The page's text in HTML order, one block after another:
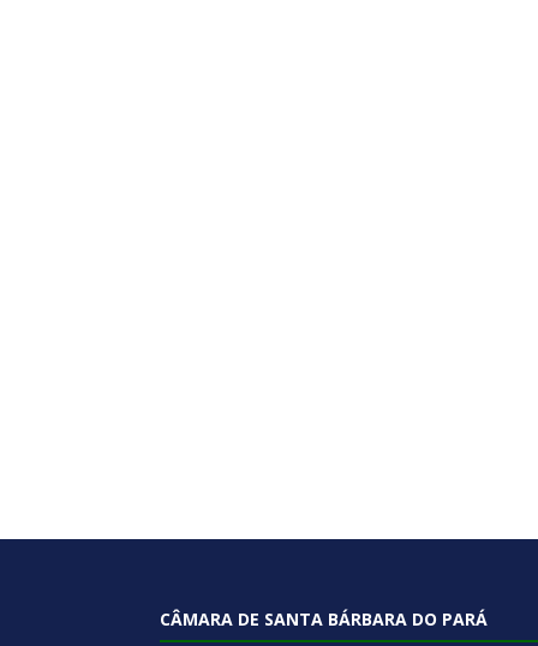
CÂMARA DE SANTA BÁRBARA DO PARÁ